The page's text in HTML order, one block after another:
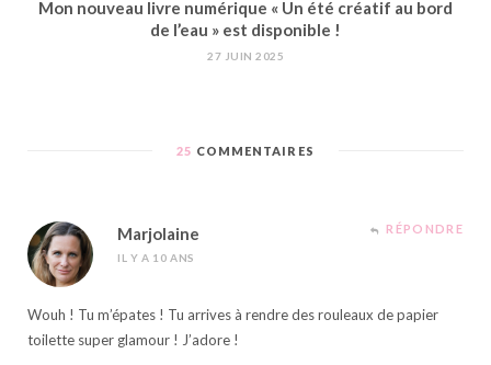
Mon nouveau livre numérique « Un été créatif au bord
de l’eau » est disponible !
27 JUIN 2025
25 COMMENTAIRES
Marjolaine
IL Y A 10 ANS
RÉPONDRE
Wouh ! Tu m’épates ! Tu arrives à rendre des rouleaux de papier
toilette super glamour ! J’adore !